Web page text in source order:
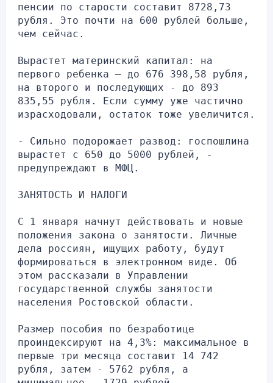
пенсии по старости составит 8728,73
рубля. Это почти на 600 рублей больше,
чем сейчас.
Вырастет материнский капитал: на
первого ребенка — до 676 398,58 рубля,
на второго и последующих - до 893
835,55 рубля. Если сумму уже частично
израсходовали, остаток тоже увеличится.
- Сильно подорожает развод: госпошлина
вырастет с 650 до 5000 рублей, -
предупреждают в МФЦ.
ЗАНЯТОСТЬ И НАЛОГИ
С 1 января начнут действовать и новые
положения закона о занятости. Личные
дела россиян, ищущих работу, будут
формироваться в электронном виде. Об
этом рассказали в Управлении
государственной службы занятости
населения Ростовской области.
Размер пособия по безработице
проиндексируют на 4,3%: максимальное в
первые три месяца составит 14 742
рубля, затем - 5762 рубля, а